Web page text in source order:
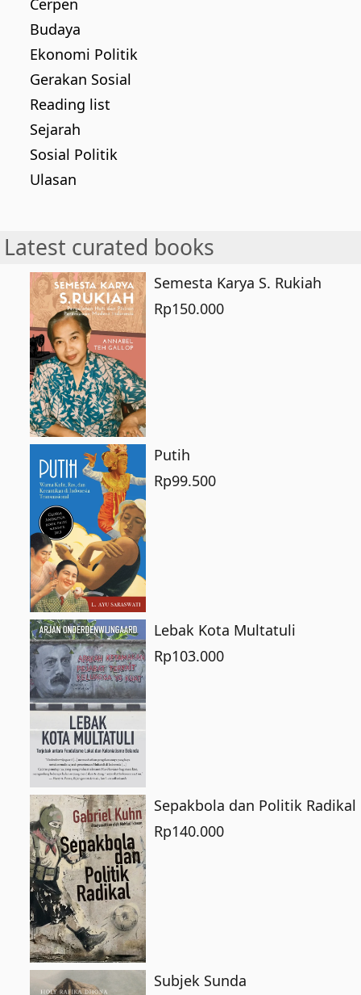
Cerpen
Budaya
Ekonomi Politik
Gerakan Sosial
Reading list
Sejarah
Sosial Politik
Ulasan
Latest curated books
Semesta Karya S. Rukiah
Rp150.000
Putih
Rp99.500
Lebak Kota Multatuli
Rp103.000
Sepakbola dan Politik Radikal
Rp140.000
Subjek Sunda